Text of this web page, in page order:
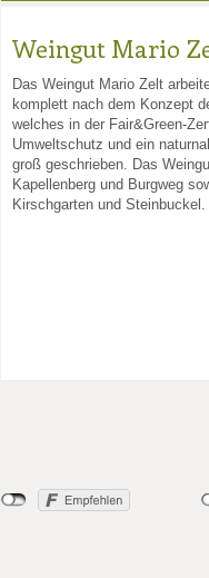
Weingut Mario
Das Weingut Mario Zelt
komplett nach dem Konzept
welches in der Fair&Green-
Umweltschutz und ein
groß geschrieben. Das
Kapellenberg und Burgweg
Kirschgarten und Steinbuckel.